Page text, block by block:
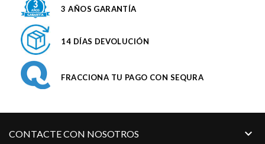
3 AÑOS GARANTÍA
14 DÍAS DEVOLUCIÓN
FRACCIONA TU PAGO CON SEQURA
CONTACTE CON NOSOTROS 